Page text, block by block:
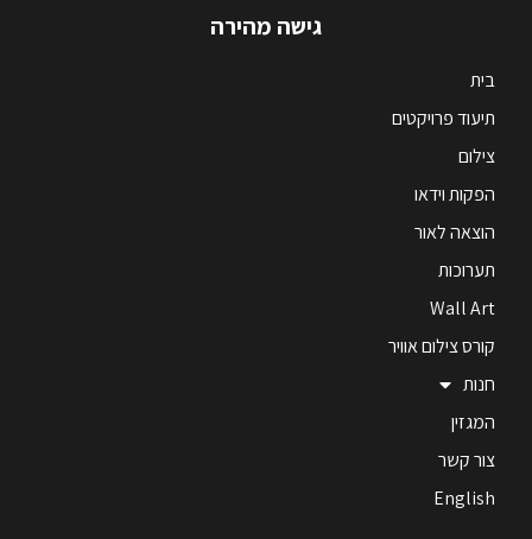
גישה מהירה
בית
תיעוד פרויקטים
צילום
הפקות וידאו
הוצאה לאור
תערוכות
Wall Art
קורס צילום אוויר
חנות
המגזין
צור קשר
English